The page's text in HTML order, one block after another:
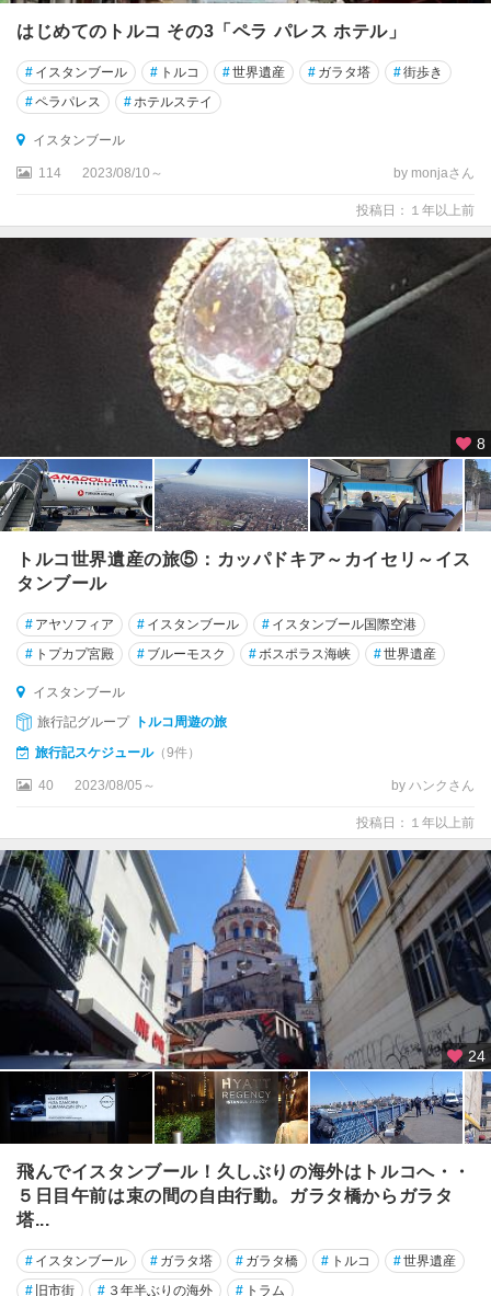
はじめてのトルコ その3「ペラ パレス ホテル」
# イスタンブール # トルコ #世界遺産 # ガラタ塔 #街歩き
#ペラパレス #ホテルステイ
イスタンブール
114 2023/08/10～ by monjaさん
投稿日：１年以上前
8
トルコ世界遺産の旅⑤：カッパドキア～カイセリ～イス
タンブール
# アヤソフィア # イスタンブール # イスタンブール国際空港
# トプカプ宮殿 # ブルーモスク #ボスポラス海峡 #世界遺産
イスタンブール
旅行記グループ
トルコ周遊の旅
旅行記スケジュール（9件）
40 2023/08/05～ by ハンクさん
投稿日：１年以上前
24
飛んでイスタンブール！久しぶりの海外はトルコへ・・
５日目午前は束の間の自由行動。ガラタ橋からガラタ
塔...
# イスタンブール # ガラタ塔 # ガラタ橋 # トルコ #世界遺産
# 旧市街 # ３年半ぶりの海外 # トラム